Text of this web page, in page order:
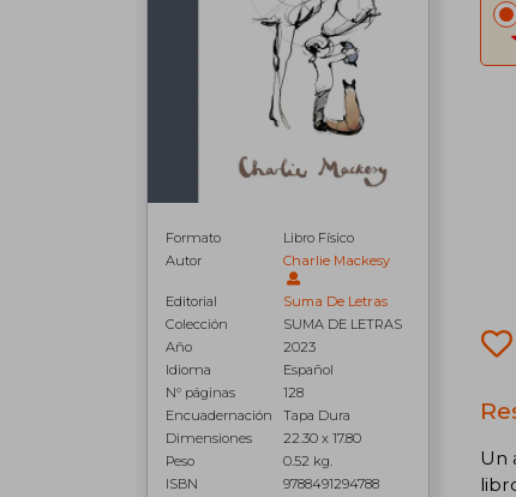
Formato
Libro Físico
Autor
Charlie Mackesy
Editorial
Suma De Letras
Colección
SUMA DE LETRAS
Año
2023
Idioma
Español
N° páginas
128
Encuadernación
Tapa Dura
Dimensiones
22.30 x 17.80
Peso
0.52 kg.
ISBN
9788491294788
Un